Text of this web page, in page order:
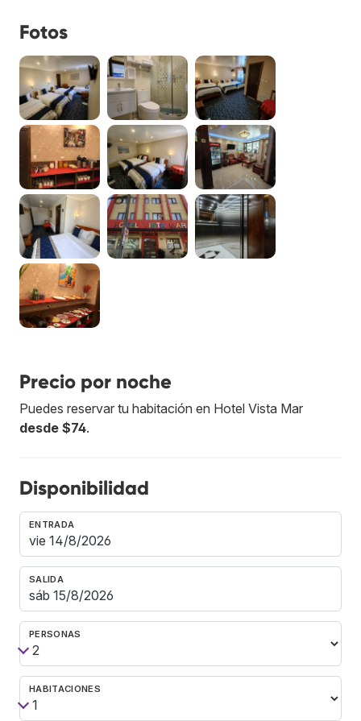
Fotos
Precio por noche
Puedes reservar tu habitación en Hotel Vista Mar
desde $74.
Disponibilidad
ENTRADA
SALIDA
PERSONAS
HABITACIONES